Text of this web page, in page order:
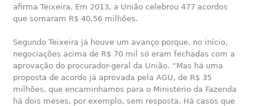
afirma Teixeira. Em 2013, a União celebrou 477 acordos
que somaram R$ 40,56 milhões.
Segundo Teixeira já houve um avanço porque, no início,
negociações acima de R$ 70 mil só eram fechadas com a
aprovação do procurador-geral da União. “Mas há uma
proposta de acordo já aprovada pela AGU, de R$ 35
milhões, que encaminhamos para o Ministério da Fazenda
há dois meses, por exemplo, sem resposta. Há casos que